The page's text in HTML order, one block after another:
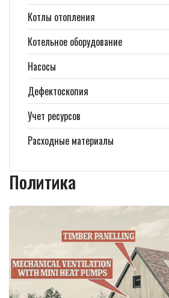
Котлы отопления
Котельное оборудование
Насосы
Дефектоскопия
Учет ресурсов
Расходные материалы
Политика